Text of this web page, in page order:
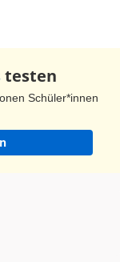
testen
Schüler*innen